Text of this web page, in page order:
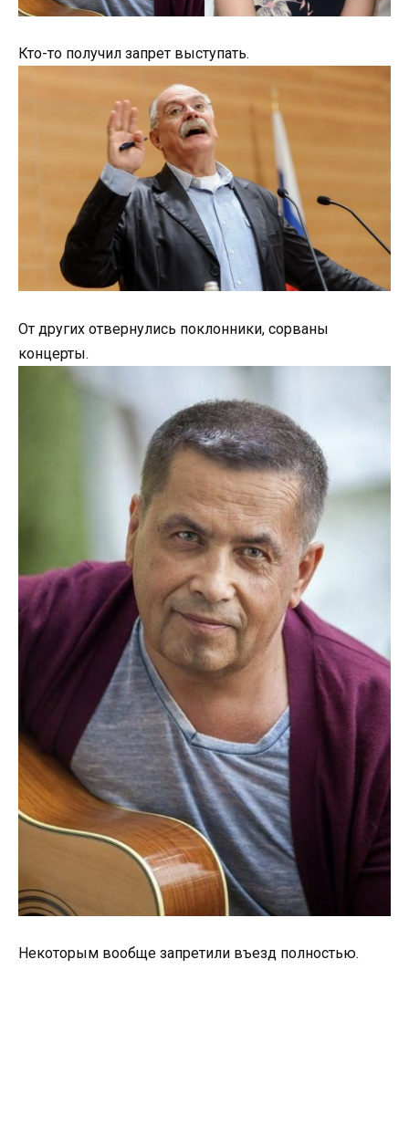
Кто-то получил запрет выступать.
От других отвернулись поклонники, сорваны
концерты.
Некоторым вообще запретили въезд полностью.